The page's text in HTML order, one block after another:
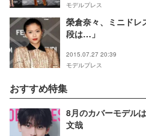
モデルプレス
榮倉奈々、ミニドレ
段は…」
2015.07.27 20:39
モデルプレス
おすすめ特集
8月のカバーモデル
文哉